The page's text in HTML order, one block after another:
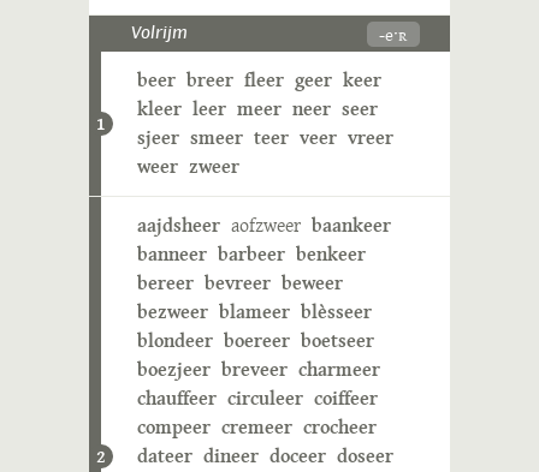
Volrijm -eˑʀ
1
beer breer fleer geer keer
kleer leer meer neer seer
sjeer smeer teer veer vreer
weer zweer
2
aajdsheer aofzweer baankeer
banneer barbeer benkeer
bereer bevreer beweer
bezweer blameer blèsseer
blondeer boereer boetseer
boezjeer breveer charmeer
chauffeer circuleer coiffeer
compeer cremeer crocheer
dateer dineer doceer doseer